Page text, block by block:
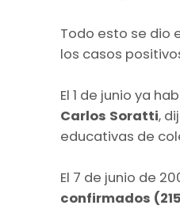
Todo esto se dio
los casos
El 1 de junio ya
Carlos Soratti,
educativas de
El 7 de junio de
confirmados